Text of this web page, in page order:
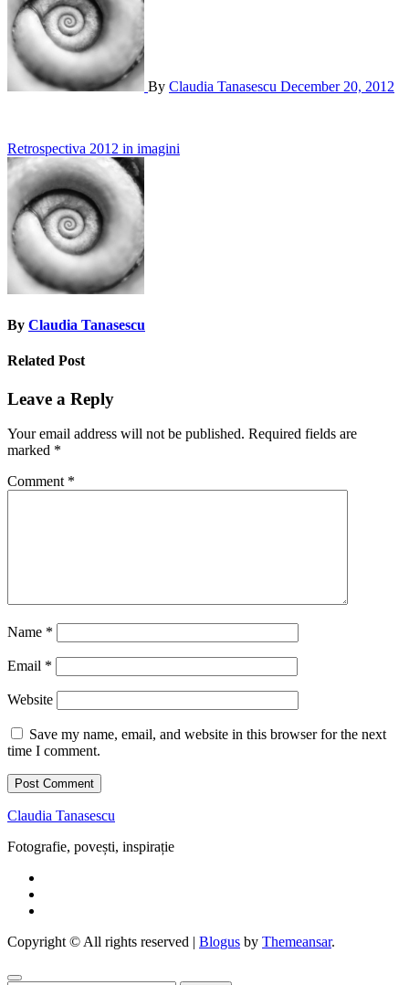
By Claudia Tanasescu December 20, 2012
Post
navigation
Retrospectiva 2012 in imagini
By Claudia Tanasescu
Related Post
Leave a Reply
Your email address will not be published. Required fields are
marked *
Comment *
Name *
Email *
Website
Save my name, email, and website in this browser for the next
time I comment.
Claudia Tanasescu
Fotografie, povești, inspirație
Copyright © All rights reserved | Blogus by Themeansar.